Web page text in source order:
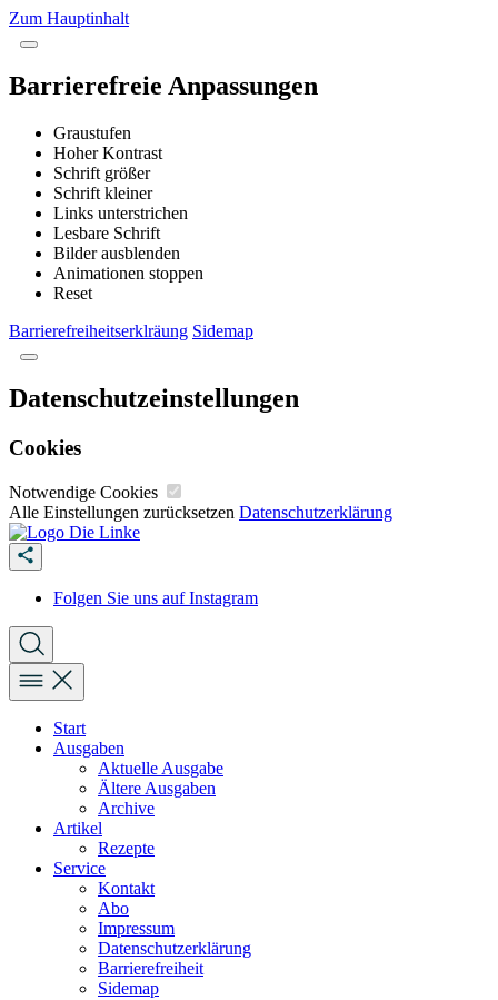
Zum Hauptinhalt
Barrierefreie Anpassungen
Graustufen
Hoher Kontrast
Schrift größer
Schrift kleiner
Links unterstrichen
Lesbare Schrift
Bilder ausblenden
Animationen stoppen
Reset
Barrierefreiheitserklräung Sidemap
Datenschutzeinstellungen
Cookies
Notwendige Cookies
Alle Einstellungen zurücksetzen Datenschutzerklärung
Folgen Sie uns auf Instagram
Start
Ausgaben
Aktuelle Ausgabe
Ältere Ausgaben
Archive
Artikel
Rezepte
Service
Kontakt
Abo
Impressum
Datenschutzerklärung
Barrierefreiheit
Sidemap